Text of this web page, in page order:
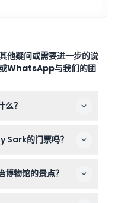
他疑问或需要进一步的说
或WhatsApp与我们的团
？
可能有所变动——请在
Sark的门票吗？
物馆的景点？